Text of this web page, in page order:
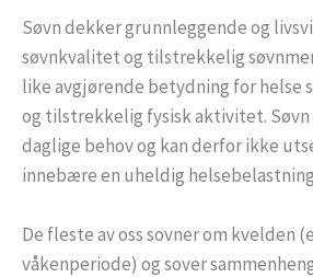
Søvn dekker grunnleggende og
søvnkvalitet og tilstrekkelig
like avgjørende betydning for helse
og tilstrekkelig fysisk aktivitet.
daglige behov og kan derfor ikke
innebære en uheldig
De fleste av oss sovner om kvelden
våkenperiode) og sover